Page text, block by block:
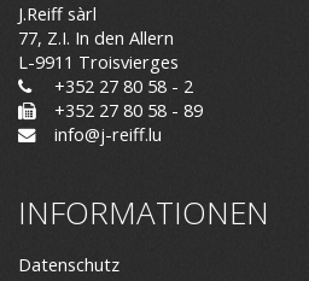
J.Reiff sàrl
77, Z.I. In den Allern
L-9911 Troisvierges
+352 27 80 58 - 2
+352 27 80 58 - 89
info@j-reiff.lu
INFORMATIONEN
Datenschutz